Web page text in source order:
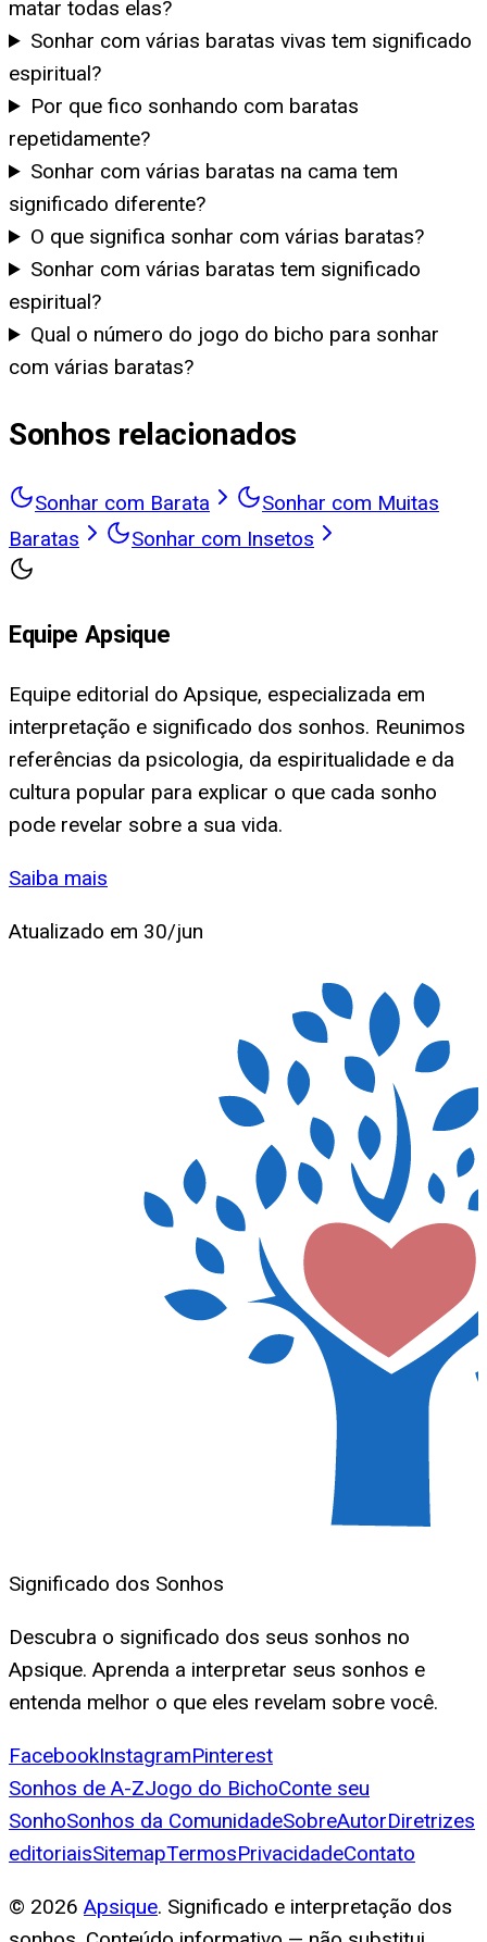
matar todas elas?
Sonhar com várias baratas vivas tem significado
espiritual?
Por que fico sonhando com baratas
repetidamente?
Sonhar com várias baratas na cama tem
significado diferente?
O que significa sonhar com várias baratas?
Sonhar com várias baratas tem significado
espiritual?
Qual o número do jogo do bicho para sonhar
com várias baratas?
Sonhos relacionados
Sonhar com Barata
Sonhar com Muitas
Baratas
Sonhar com Insetos
Equipe Apsique
Equipe editorial do Apsique, especializada em
interpretação e significado dos sonhos. Reunimos
referências da psicologia, da espiritualidade e da
cultura popular para explicar o que cada sonho
pode revelar sobre a sua vida.
Saiba mais
Atualizado em 30/jun
Significado dos Sonhos
Descubra o significado dos seus sonhos no
Apsique. Aprenda a interpretar seus sonhos e
entenda melhor o que eles revelam sobre você.
FacebookInstagramPinterest
Sonhos de A-ZJogo do BichoConte seu
SonhoSonhos da ComunidadeSobreAutorDiretrizes
editoriaisSitemapTermosPrivacidadeContato
© 2026 Apsique. Significado e interpretação dos